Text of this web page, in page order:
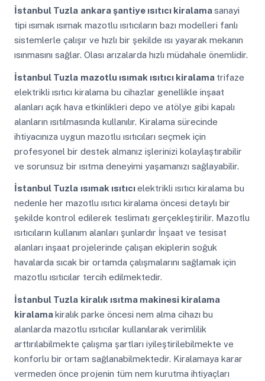
İstanbul Tuzla ankara şantiye ısıtıcı kiralamasanayi
tipi ısımak ısımak mazotlu ısıtıcıların bazı modelleri fanlı
sistemlerle çalışır ve hızlı bir şekilde ısı yayarak mekanın
ısınmasını sağlar. Olası arızalarda hızlı müdahale önemlidir.
İstanbul Tuzla mazotlu ısımak ısıtıcı kiralama trifaze
elektrikli ısıtıcı kiralama bu cihazlar genellikle inşaat
alanları açık hava etkinlikleri depo ve atölye gibi kapalı
alanların ısıtılmasında kullanılır. Kiralama sürecinde
ihtiyacınıza uygun mazotlu ısıtıcıları seçmek için
profesyonel bir destek almanız işlerinizi kolaylaştırabilir
ve sorunsuz bir ısıtma deneyimi yaşamanızı sağlayabilir.
İstanbul Tuzla ısımak ısıtıcıelektrikli ısıtıcı kiralama bu
nedenle her mazotlu ısıtıcı kiralama öncesi detaylı bir
şekilde kontrol edilerek teslimatı gerçekleştirilir. Mazotlu
ısıtıcıların kullanım alanları şunlardır İnşaat ve tesisat
alanları inşaat projelerinde çalışan ekiplerin soğuk
havalarda sıcak bir ortamda çalışmalarını sağlamak için
mazotlu ısıtıcılar tercih edilmektedir.
İstanbul Tuzla kiralık ısıtma makinesi kiralama
kiralamakiralık parke öncesi nem alma cihazı bu
alanlarda mazotlu ısıtıcılar kullanılarak verimlilik
arttırılabilmekte çalışma şartları iyileştirilebilmekte ve
konforlu bir ortam sağlanabilmektedir. Kiralamaya karar
vermeden önce projenin tüm nem kurutma ihtiyaçları